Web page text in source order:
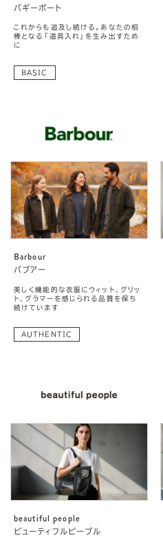
バギーポート
これからも追及し続ける。あなたの相
棒となる「道具入れ」を生み出すため
に
BASIC
Barbour
バブアー
美しく機能的な衣服にウィット、グリッ
ト、グラマーを感じられる品質を保ち
続けています
AUTHENTIC
beautiful people
ビューティフルピープル